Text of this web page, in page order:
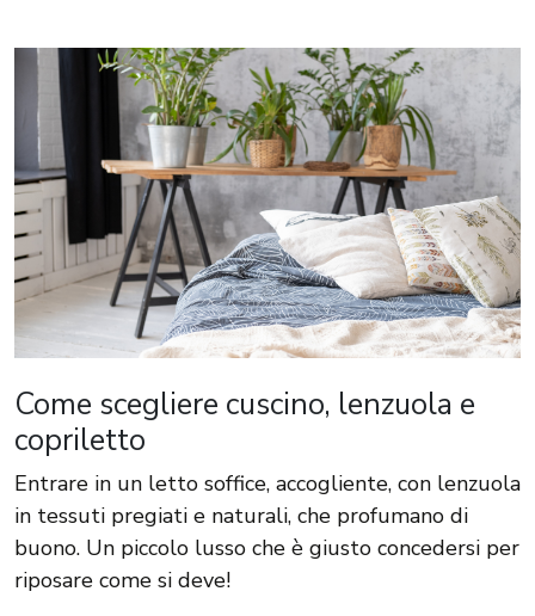
Come scegliere cuscino, lenzuola e
copriletto
Entrare in un letto soffice, accogliente, con lenzuola
in tessuti pregiati e naturali, che profumano di
buono. Un piccolo lusso che è giusto concedersi per
riposare come si deve!